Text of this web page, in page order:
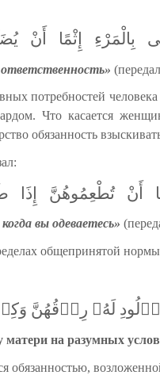
بِالْمَرْءِ إِثْمًا أَنْ
ответственность»
потребностей человека
Что касается
обязанность
أَنْ تُطْعِمُوهُنَّ إِذَا
вы одеваетесь»
общепринятой
لَهُۥ رِزۡقُهُنَّ
матери на разумных
обязанностью,